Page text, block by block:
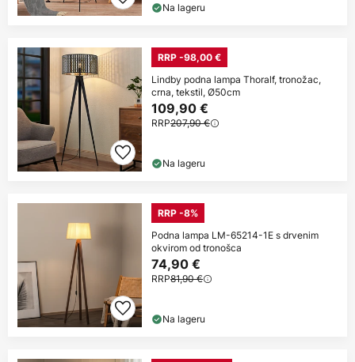
Na lageru
RRP -98,00 €
Lindby podna lampa Thoralf, tronožac,
crna, tekstil, Ø50cm
109,90 €
RRP207,90 €
Na lageru
RRP -8%
Podna lampa LM-65214-1E s drvenim
okvirom od tronošca
74,90 €
RRP81,90 €
Na lageru